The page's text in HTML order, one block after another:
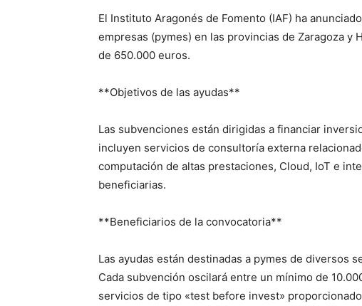
El Instituto Aragonés de Fomento (IAF) ha
empresas (pymes) en las provincias de Zaragoza y
de 650.000 euros.
**Objetivos de las ayudas**
Las subvenciones están dirigidas a financiar
incluyen servicios de consultoría externa
computación de altas prestaciones, Cloud, IoT e
beneficiarias.
**Beneficiarios de la convocatoria**
Las ayudas están destinadas a pymes de diversos
Cada subvención oscilará entre un mínimo de
servicios de tipo «test before invest»